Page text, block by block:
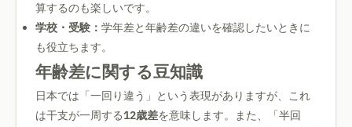
算するのも楽しいです。
学校・受験： 学年差と年齢差の違いを確認したいときに
も役立ちます。
年齢差に関する豆知識
日本では「一回り違う」という表現がありますが、これ
は干支が一周する12歳差を意味します。また、「半回